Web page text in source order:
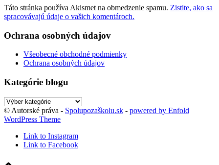
Táto stránka používa Akismet na obmedzenie spamu. Zistite, ako sa
spracovávajú údaje o vašich komentároch.
Ochrana osobných údajov
Všeobecné obchodné podmienky
Ochrana osobných údajov
Kategórie blogu
Kategórie
blogu
© Autorské práva - Spolupozaškolu.sk - powered by Enfold
WordPress Theme
Link to Instagram
Link to Facebook